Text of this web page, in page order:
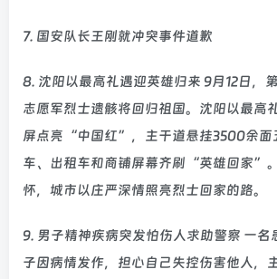
7. 国安队长王刚就冲突事件道歉
8. 沈阳以最高礼遇迎英雄归来 9月12日，
志愿军烈士遗骸将回归祖国。沈阳以最高
屏点亮“中国红”，主干道悬挂3500余面
车、出租车和商铺屏幕齐刷“英雄回家”
怀，城市以庄严深情照亮烈士回家的路。
9. 男子精神疾病突发怕伤人求助警察 一名
子因病情发作，担心自己失控伤害他人，